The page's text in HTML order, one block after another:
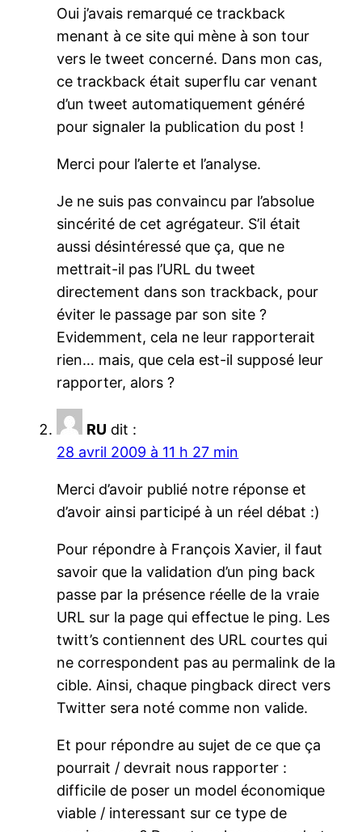
Oui j’avais remarqué ce trackback
menant à ce site qui mène à son tour
vers le tweet concerné. Dans mon cas,
ce trackback était superflu car venant
d’un tweet automatiquement généré
pour signaler la publication du post !
Merci pour l’alerte et l’analyse.
Je ne suis pas convaincu par l’absolue
sincérité de cet agrégateur. S’il était
aussi désintéressé que ça, que ne
mettrait-il pas l’URL du tweet
directement dans son trackback, pour
éviter le passage par son site ?
Evidemment, cela ne leur rapporterait
rien… mais, que cela est-il supposé leur
rapporter, alors ?
RU dit :
28 avril 2009 à 11 h 27 min
Merci d’avoir publié notre réponse et
d’avoir ainsi participé à un réel débat :)
Pour répondre à François Xavier, il faut
savoir que la validation d’un ping back
passe par la présence réelle de la vraie
URL sur la page qui effectue le ping. Les
twitt’s contiennent des URL courtes qui
ne correspondent pas au permalink de la
cible. Ainsi, chaque pingback direct vers
Twitter sera noté comme non valide.
Et pour répondre au sujet de ce que ça
pourrait / devrait nous rapporter :
difficile de poser un model économique
viable / interessant sur ce type de